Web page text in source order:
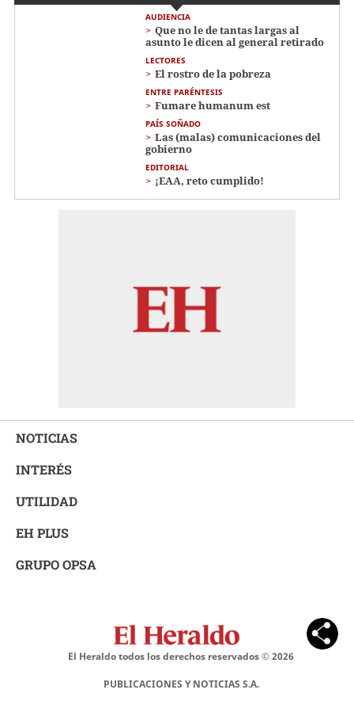
AUDIENCIA
Que no le de tantas largas al
asunto le dicen al general retirado
LECTORES
El rostro de la pobreza
ENTRE PARÉNTESIS
Fumare humanum est
PAÍS SOÑADO
Las (malas) comunicaciones del
gobierno
EDITORIAL
¡EAA, reto cumplido!
NOTICIAS
INTERÉS
UTILIDAD
EH PLUS
GRUPO OPSA
El Heraldo todos los derechos reservados ©2026
PUBLICACIONES Y NOTICIAS S.A.